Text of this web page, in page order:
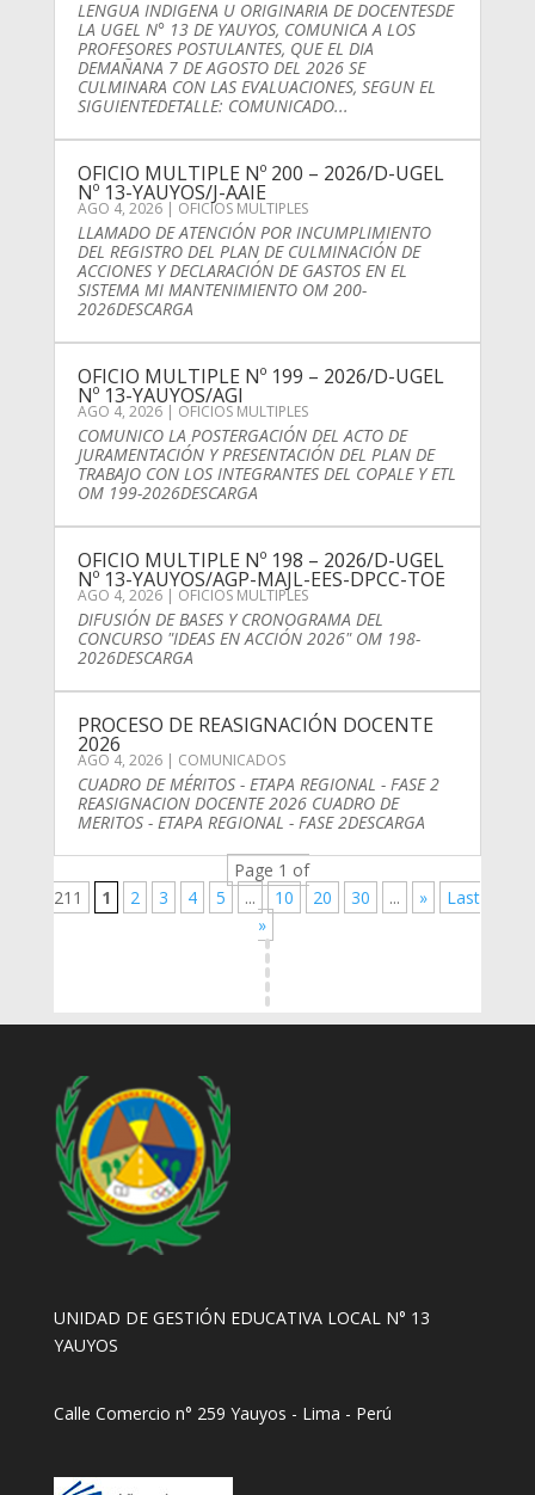
LENGUA INDIGENA U ORIGINARIA DE DOCENTESDE
LA UGEL N° 13 DE YAUYOS, COMUNICA A LOS
PROFESORES POSTULANTES, QUE EL DIA
DEMAÑANA 7 DE AGOSTO DEL 2026 SE
CULMINARA CON LAS EVALUACIONES, SEGUN EL
SIGUIENTEDETALLE: COMUNICADO...
OFICIO MULTIPLE Nº 200 – 2026/D-UGEL
Nº 13-YAUYOS/J-AAIE
AGO 4, 2026| OFICIOS MULTIPLES
LLAMADO DE ATENCIÓN POR INCUMPLIMIENTO
DEL REGISTRO DEL PLAN DE CULMINACIÓN DE
ACCIONES Y DECLARACIÓN DE GASTOS EN EL
SISTEMA MI MANTENIMIENTO OM 200-
2026DESCARGA
OFICIO MULTIPLE Nº 199 – 2026/D-UGEL
Nº 13-YAUYOS/AGI
AGO 4, 2026| OFICIOS MULTIPLES
COMUNICO LA POSTERGACIÓN DEL ACTO DE
JURAMENTACIÓN Y PRESENTACIÓN DEL PLAN DE
TRABAJO CON LOS INTEGRANTES DEL COPALE Y ETL
OM 199-2026DESCARGA
OFICIO MULTIPLE Nº 198 – 2026/D-UGEL
Nº 13-YAUYOS/AGP-MAJL-EES-DPCC-TOE
AGO 4, 2026| OFICIOS MULTIPLES
DIFUSIÓN DE BASES Y CRONOGRAMA DEL
CONCURSO "IDEAS EN ACCIÓN 2026" OM 198-
2026DESCARGA
PROCESO DE REASIGNACIÓN DOCENTE
2026
AGO 4, 2026| COMUNICADOS
CUADRO DE MÉRITOS - ETAPA REGIONAL - FASE 2
REASIGNACION DOCENTE 2026 CUADRO DE
MERITOS - ETAPA REGIONAL - FASE 2DESCARGA
Page 1 of
211
1 2 3 4 5 ... 10 20 30 ... »
Last
»
UNIDAD DE GESTIÓN EDUCATIVA LOCAL N° 13
YAUYOS
Calle Comercio n° 259 Yauyos - Lima - Perú